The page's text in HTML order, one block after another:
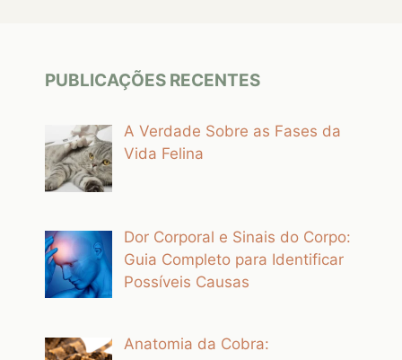
PUBLICAÇÕES RECENTES
A Verdade Sobre as Fases da
Vida Felina
Dor Corporal e Sinais do Corpo:
Guia Completo para Identificar
Possíveis Causas
Anatomia da Cobra: